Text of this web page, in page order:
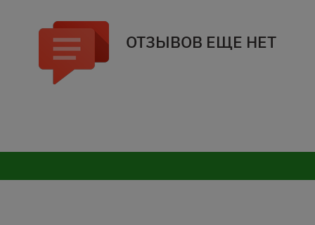
ОТЗЫВОВ ЕЩЕ НЕТ